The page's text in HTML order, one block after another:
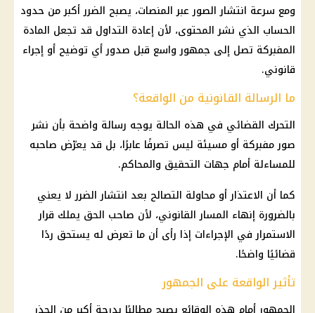
ومع سرعة انتشار الصور عبر المنصات، يصبح الضرر أكبر من حدود
الحساب الذي نشر المحتوى، لأن إعادة التداول قد تجعل المادة
المفبركة تصل إلى جمهور واسع قبل صدور أي توضيح أو إجراء
قانوني.
ما الرسالة القانونية من الواقعة؟
التحرك القضائي في هذه الحالة يوجه رسالة واضحة بأن نشر
صور مفبركة أو مسيئة ليس تصرفًا عابرًا، بل قد يعرّض صاحبه
للمساءلة أمام جهات التحقيق والمحاكم.
كما أن الاعتذار أو محاولة التصالح بعد انتشار الضرر لا يعني
بالضرورة إنهاء المسار القانوني، لأن صاحب الحق يملك قرار
الاستمرار في الإجراءات إذا رأى أن ما تعرض له يستحق ردًا
قضائيًا واضحًا.
تأثير الواقعة على الجمهور